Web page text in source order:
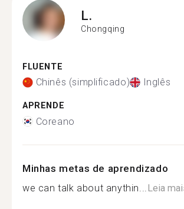
L.
Chongqing
FLUENTE
Chinês (simplificado) Inglês
APRENDE
Coreano
Minhas metas de aprendizado
we can talk about anythin... Leia